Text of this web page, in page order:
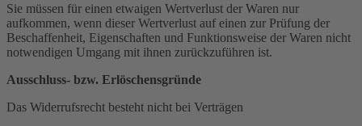
Sie müssen für einen etwaigen Wertverlust der Waren nur
aufkommen, wenn dieser Wertverlust auf einen zur Prüfung der
Beschaffenheit, Eigenschaften und Funktionsweise der Waren nicht
notwendigen Umgang mit ihnen zurückzuführen ist.
Ausschluss- bzw. Erlöschensgründe
Das Widerrufsrecht besteht nicht bei Verträgen